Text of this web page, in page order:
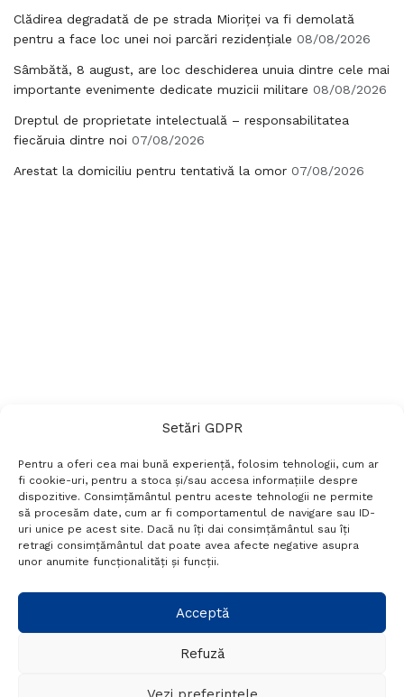
Setări GDPR
Pentru a oferi cea mai bună experiență, folosim tehnologii, cum ar
fi cookie-uri, pentru a stoca și/sau accesa informațiile despre
dispozitive. Consimțământul pentru aceste tehnologii ne permite
să procesăm date, cum ar fi comportamentul de navigare sau ID-
uri unice pe acest site. Dacă nu îți dai consimțământul sau îți
retragi consimțământul dat poate avea afecte negative asupra
unor anumite funcționalități și funcții.
Acceptă
Refuză
Clădirea degradată de pe strada Mioriței va fi demolată
pentru a face loc unei noi parcări rezidențiale 08/08/2026
Sâmbătă, 8 august, are loc deschiderea unuia dintre cele mai
importante evenimente dedicate muzicii militare 08/08/2026
Dreptul de proprietate intelectuală – responsabilitatea
fiecăruia dintre noi 07/08/2026
Arestat la domiciliu pentru tentativă la omor 07/08/2026
Termeni si conditii
Politică de confidențialitate
Politica cookies
Setări GDPR
+40 788 760 194